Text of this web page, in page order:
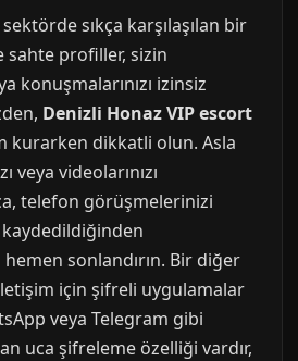
sıkça karşılaşılan bir
sahte profiller, sizin
konuşmalarınızı izinsiz
Denizli Honaz VIP escort
kurarken dikkatli olun. Asla
veya videolarınızı
telefon görüşmelerinizi
sonlandırın. Bir diğer
için şifreli uygulamalar
veya Telegram gibi
uca şifreleme özelliği vardır,